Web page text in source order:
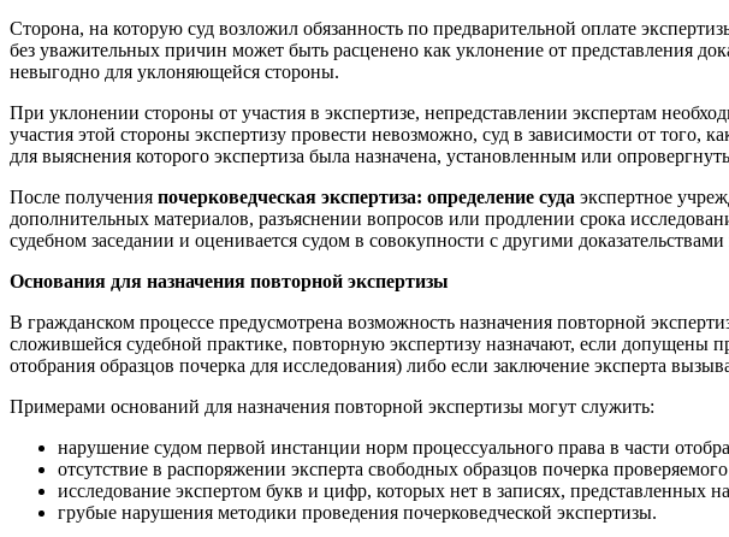
Сторона, на которую суд возложил обязанность по предварительной оплате
без уважительных причин может быть расценено как уклонение от представления
невыгодно для уклоняющейся стороны.
При уклонении стороны от участия в экспертизе, непредставлении экспертам
участия этой стороны экспертизу провести невозможно, суд в зависимости от того,
для выяснения которого экспертиза была назначена, установленным или
После получения почерковедческая экспертиза: определение суда экспертное
дополнительных материалов, разъяснении вопросов или продлении срока
судебном заседании и оценивается судом в совокупности с другими доказательствами
Основания для назначения повторной экспертизы
В гражданском процессе предусмотрена возможность назначения повторной
сложившейся судебной практике, повторную экспертизу назначают, если допущены
отобрания образцов почерка для исследования) либо если заключение эксперта
Примерами оснований для назначения повторной экспертизы могут служить:
нарушение судом первой инстанции норм процессуального права в части
отсутствие в распоряжении эксперта свободных образцов почерка
исследование экспертом букв и цифр, которых нет в записях, представленных
грубые нарушения методики проведения почерковедческой экспертизы.